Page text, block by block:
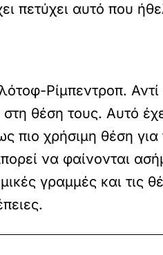
πετύχει αυτό που
Ρίμπεντροπ. Αντί
θέση τους. Αυτό
πιο χρήσιμη θέση
να φαίνονται
γραμμές και τις